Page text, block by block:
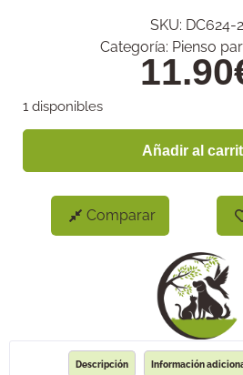
SKU: DC624-2
Categoría: Pienso
11.90
1 disponibles
Añadir al
Comparar
Descripción Información